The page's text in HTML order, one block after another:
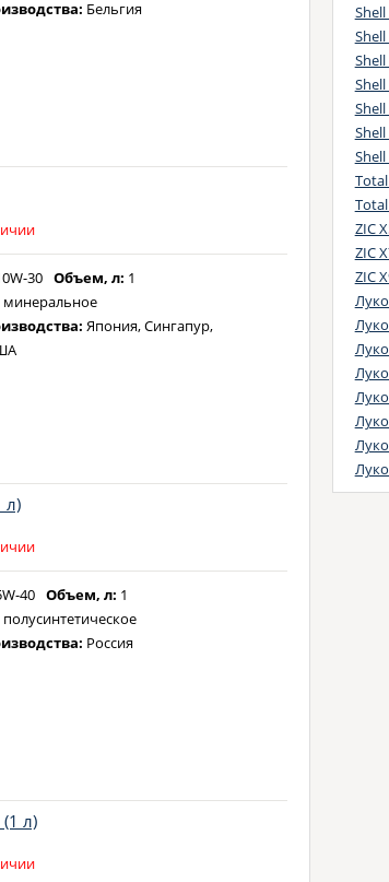
Бельгия
30 Объем, л: 1
минеральное
Япония, Сингапур,
л)
40 Объем, л: 1
полусинтетическое
Россия
л)
ZIC
ZIC
ZIC